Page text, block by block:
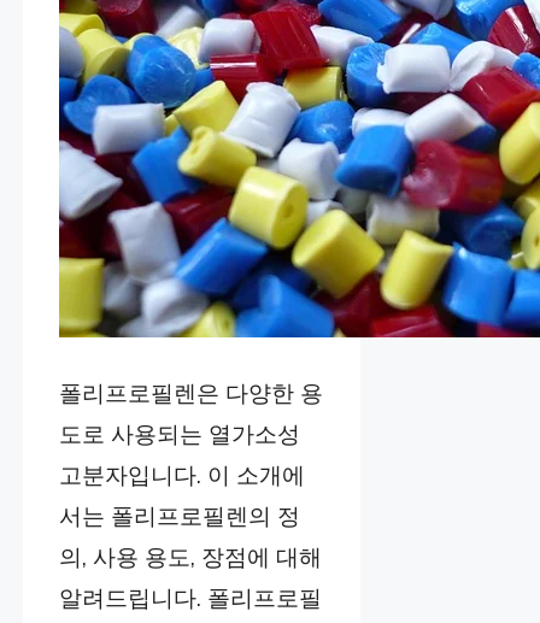
폴리프로필렌은 다양한 용
도로 사용되는 열가소성
고분자입니다. 이 소개에
서는 폴리프로필렌의 정
의, 사용 용도, 장점에 대해
알려드립니다. 폴리프로필